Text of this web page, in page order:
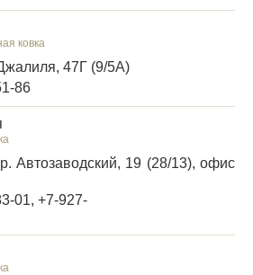
ковка
47Г (9/5А)
86
Автозаводский, 19 (28/13), офис
01, +7-927-